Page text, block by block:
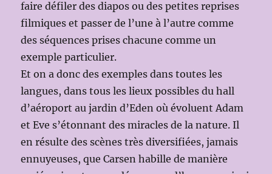
faire défiler des diapos ou des petites reprises
filmiques et passer de l’une à l’autre comme
des séquences prises chacune comme un
exemple particulier.
Et on a donc des exemples dans toutes les
langues, dans tous les lieux possibles du hall
d’aéroport au jardin d’Eden où évoluent Adam
et Eve s’étonnant des miracles de la nature. Il
en résulte des scènes très diversifiées, jamais
ennuyeuses, que Carsen habille de manière